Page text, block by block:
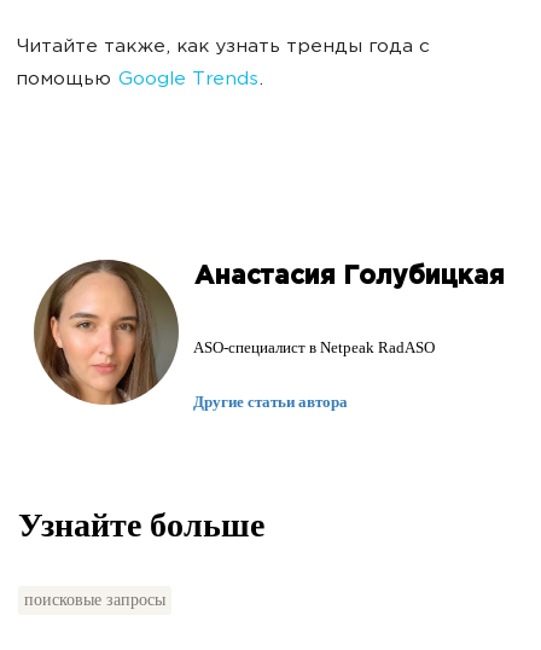
Читайте также, как узнать тренды года с
помощью Google Trends.
Анастасия Голубицкая
ASO-специалист в Netpeak RadASO
Другие статьи автора
Узнайте больше
поисковые запросы